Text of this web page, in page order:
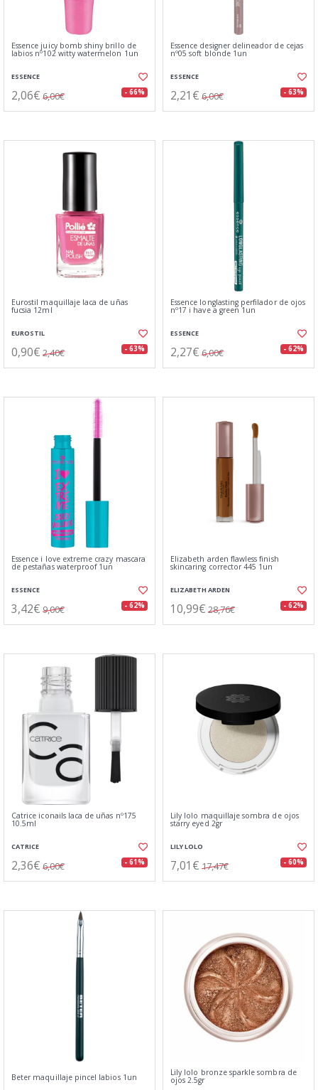
Essence juicy bomb shiny brillo de
labios nº102 witty watermelon 1un
ESSENCE
2,06€ 6,00€ - 66%
Essence designer delineador de cejas
nº05 soft blonde 1un
ESSENCE
2,21€ 6,00€ - 63%
Eurostil maquillaje laca de uñas
fucsia 12ml
EUROSTIL
0,90€ 2,40€ - 63%
Essence longlasting perfilador de ojos
nº17 i have a green 1un
ESSENCE
2,27€ 6,00€ - 62%
Essence i love extreme crazy mascara
de pestañas waterproof 1un
ESSENCE
3,42€ 9,00€ - 62%
Elizabeth arden flawless finish
skincaring corrector 445 1un
ELIZABETH ARDEN
10,99€ 28,76€ - 62%
Catrice iconails laca de uñas nº175
10.5ml
CATRICE
2,36€ 6,00€ - 61%
Lily lolo maquillaje sombra de ojos
starry eyed 2gr
LILY LOLO
7,01€ 17,47€ - 60%
Beter maquillaje pincel labios 1un Lily lolo bronze sparkle sombra de
ojos 2.5gr